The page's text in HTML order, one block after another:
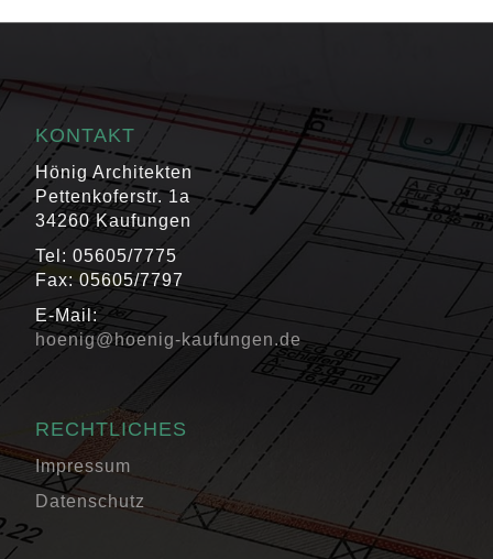
KONTAKT
Hönig Architekten
Pettenkoferstr. 1a
34260 Kaufungen
Tel: 05605/7775
Fax: 05605/7797
E-Mail:
hoenig@hoenig-kaufungen.de
RECHTLICHES
Impressum
Datenschutz